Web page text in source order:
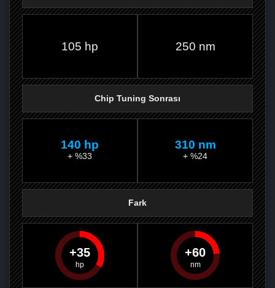
PAYLAŞPAYLAŞPLUS'TA
105 hp 250 nm
Chip Tuning Sonrası
140 hp
+ %33
310 nm
+ %24
Fark
35 60